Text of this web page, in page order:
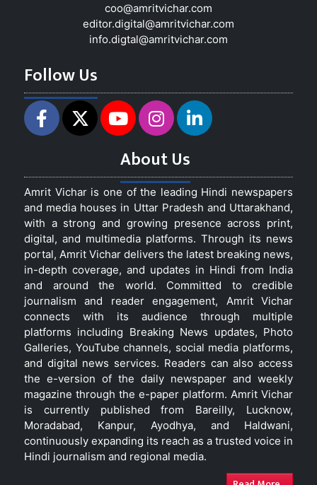
coo@amritvichar.com
editor.digital@amritvichar.com
info.digtal@amritvichar.com
Follow Us
About Us
Amrit Vichar is one of the leading Hindi newspapers
and media houses in Uttar Pradesh and Uttarakhand,
with a strong and growing presence across print,
digital, and multimedia platforms. Through its news
portal, Amrit Vichar delivers the latest breaking news,
in-depth coverage, and updates in Hindi from India
and around the world. Committed to credible
journalism and reader engagement, Amrit Vichar
connects with its audience through multiple
platforms including Breaking News updates, Photo
Galleries, YouTube channels, social media platforms,
and digital news services. Readers can also access
the e-version of the daily newspaper and weekly
magazine through the e-paper platform. Amrit Vichar
is currently published from Bareilly, Lucknow,
Moradabad, Kanpur, Ayodhya, and Haldwani,
continuously expanding its reach as a trusted voice in
Hindi journalism and regional media.